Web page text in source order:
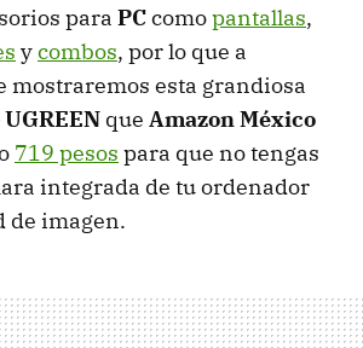
para PCcomopantallas,
ycombos, por lo que a
mostraremos esta grandiosa
que Amazon México
719 pesos para que no tengas
integrada de tu ordenador
de imagen.